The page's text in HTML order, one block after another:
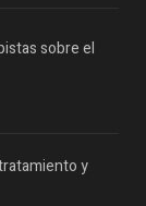
sobre el
y